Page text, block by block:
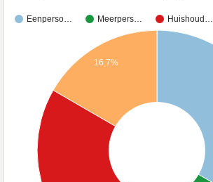
Eenperso… Meerpers… Huishoud…
16,7%